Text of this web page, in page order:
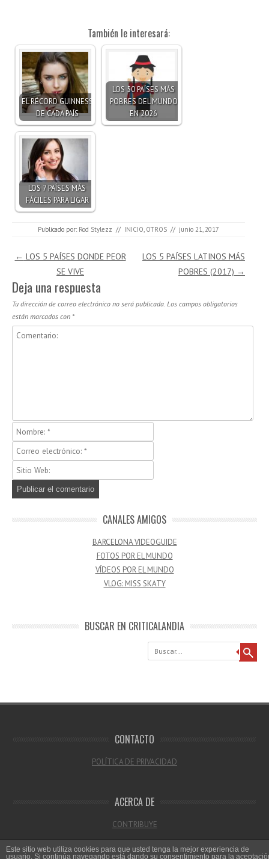
También le interesará:
EL RÉCORD GUINNESS
DE CADA PAÍS
LOS 50 PAÍSES MÁS
POBRES DEL MUNDO
EN 2026
LOS 7 PAÍSES MÁS
FÁCILES PARA LIGAR
Publicado por: Rod Stylezz // INICIO OTROS // junio 21, 2017
Navegación de entradas
← LOS 5 PAÍSES DONDE PEOR
SE VIVE
LOS 5 PAÍSES LATINOS MÁS
POBRES (2017) →
Deja una respuesta
Tu dirección de correo electrónico no será publicada. Los campos obligatorios
están marcados con *
CANALES AMIGOS
BARCELONA VIDEOGUIDE
FOTOS POR EL MUNDO
VÍDEOS POR EL MUNDO
VLOG: MISS SKATY
BUSCAR EN CRITICALANDIA
Buscar
CONTACTO
POLÍTICA DE PRIVACIDAD
ACERCA DE
CONTRIBUYE
Este sitio web utiliza cookies para que usted tenga la mejor experiencia de
usuario. Si continúa navegando está dando su consentimiento para la